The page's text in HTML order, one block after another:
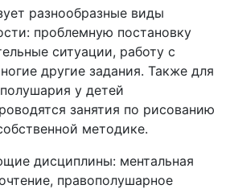
разнообразные виды
проблемную постановку
ситуации, работу с
другие задания. Также для
у детей
занятия по рисованию
методике.
дисциплины: ментальная
правополушарное